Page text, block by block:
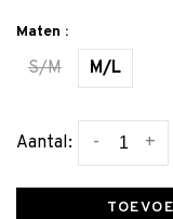
Maten :
S/M M/L
Aantal: +
-